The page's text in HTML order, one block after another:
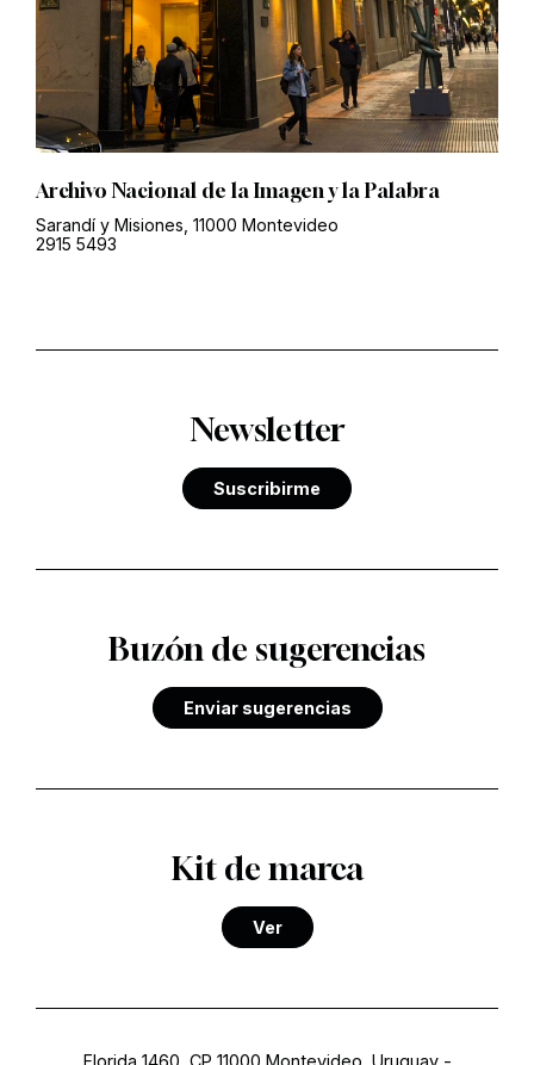
Archivo Nacional de la Imagen y la Palabra
Sarandí y Misiones, 11000 Montevideo
2915 5493
Newsletter
Suscribirme
Buzón de sugerencias
Enviar sugerencias
Kit de marca
Ver
Florida 1460, CP 11000 Montevideo, Uruguay-